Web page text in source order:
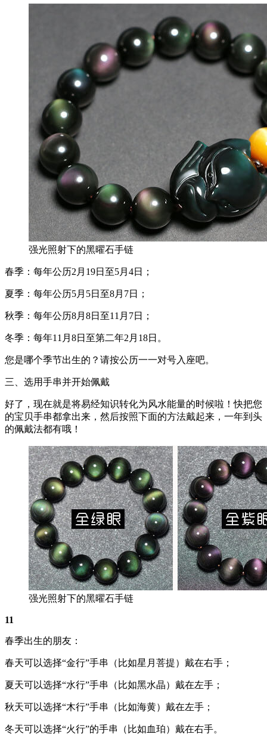
强光照射下的黑曜石手链
春季：每年公历2月19日至5月4日；
夏季：每年公历5月5日至8月7日；
秋季：每年公历8月8日至11月7日；
冬季：每年11月8日至第二年2月18日。
您是哪个季节出生的？请按公历一一对号入座吧。
三、选用手串并开始佩戴
好了，现在就是将易经知识转化为风水能量的时候啦！快把您
的宝贝手串都拿出来，然后按照下面的方法戴起来，一年到头
的佩戴法都有哦！
强光照射下的黑曜石手链
11
春季出生的朋友：
春天可以选择“金行”手串（比如星月菩提）戴在右手；
夏天可以选择“水行”手串（比如黑水晶）戴在左手；
秋天可以选择“木行”手串（比如海黄）戴在左手；
冬天可以选择“火行”的手串（比如血珀）戴在右手。